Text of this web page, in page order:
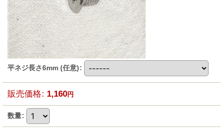
平ネジ長さ6mm (任意):
販売価格: 1,160円
数量: